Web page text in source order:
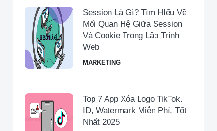
Session Là Gì? Tìm HIểu Về
Mối Quan Hệ Giữa Session
Và Cookie Trong Lập Trình
Web
MARKETING
Top 7 App Xóa Logo TikTok,
ID, Watermark Miễn Phí, Tốt
Nhất 2025